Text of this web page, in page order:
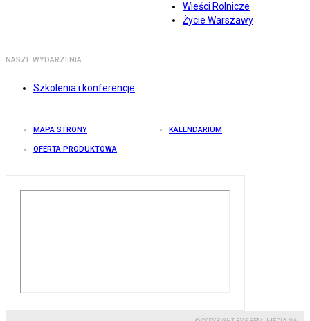
Wieści Rolnicze
Życie Warszawy
NASZE WYDARZENIA
Szkolenia i konferencje
MAPA STRONY KALENDARIUM
OFERTA PRODUKTOWA